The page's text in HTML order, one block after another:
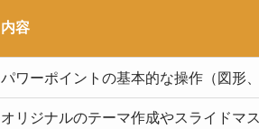
内容
パワーポイントの基本的な操作（図形
オリジナルのテーマ作成やスライドマ